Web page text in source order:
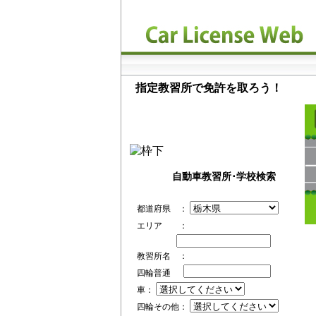
指定教習所で免許を取ろう！
自動車教習所･学校検索
都道府県 ：
エリア ：
教習所名 ：
四輪普通
車：
四輪その他：